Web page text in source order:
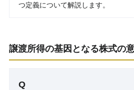
つ定義について解説します。
譲渡所得の基因となる株式の
Q